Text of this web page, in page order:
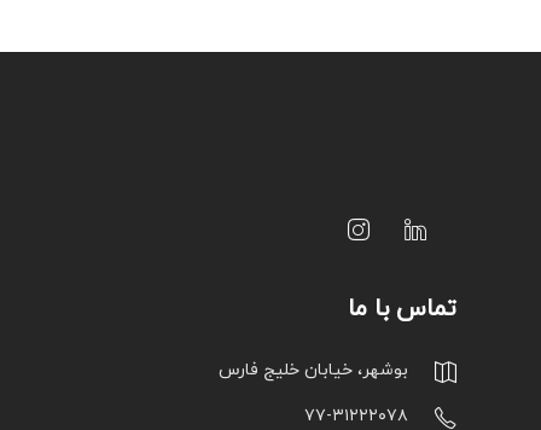
تماس با ما
بوشهر، خیابان خلیج فارس
۷۷-۳۱۲۲۲۰۷۸